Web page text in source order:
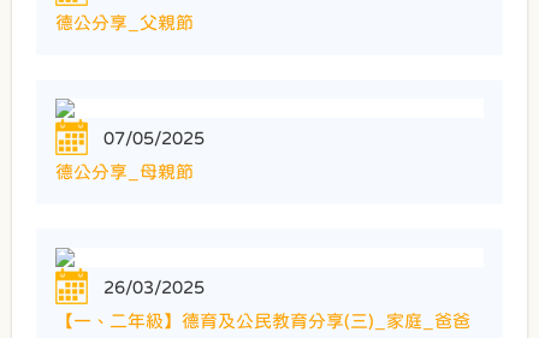
德公分享_父親節
07/05/2025
德公分享_母親節
26/03/2025
【一、二年級】德育及公民教育分享(三)_家庭_爸爸